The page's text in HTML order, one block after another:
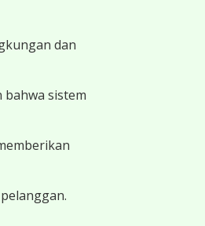
dan
bahwa sistem